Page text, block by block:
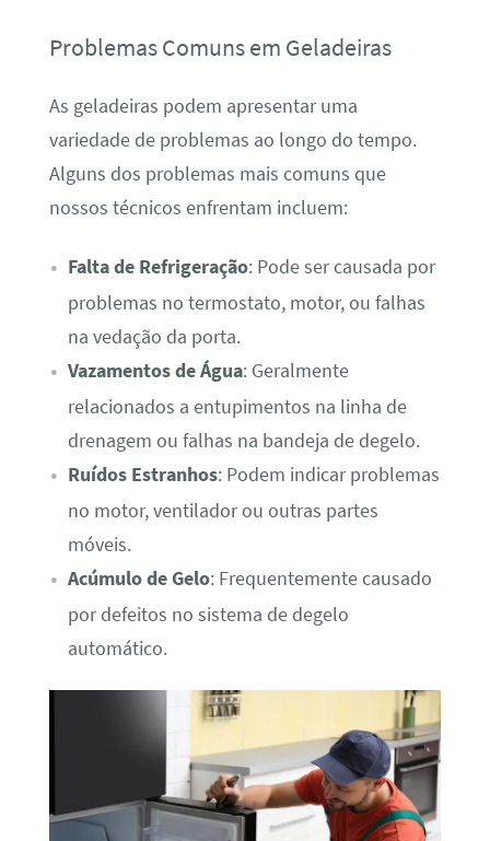
Problemas Comuns em Geladeiras
As geladeiras podem apresentar uma
variedade de problemas ao longo do tempo.
Alguns dos problemas mais comuns que
nossos técnicos enfrentam incluem:
Falta de Refrigeração: Pode ser causada por
problemas no termostato, motor, ou falhas
na vedação da porta.
Vazamentos de Água: Geralmente
relacionados a entupimentos na linha de
drenagem ou falhas na bandeja de degelo.
Ruídos Estranhos: Podem indicar problemas
no motor, ventilador ou outras partes
móveis.
Acúmulo de Gelo: Frequentemente causado
por defeitos no sistema de degelo
automático.